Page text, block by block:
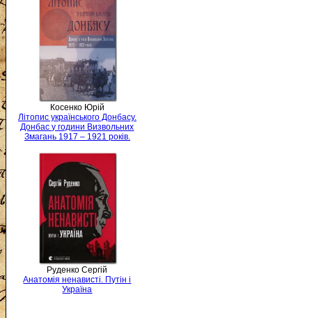
Косенко Юрій
Літопис українського Донбасу.
Донбас у години Визвольних
Змагань 1917 – 1921 років.
Руденко Сергій
Анатомія ненависті. Путін і
Україна